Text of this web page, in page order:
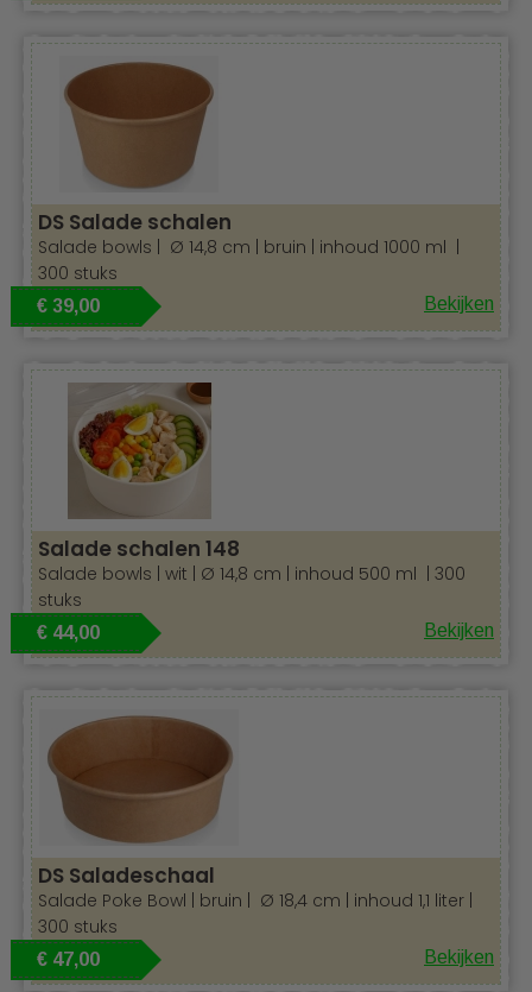
DS Salade schalen
Salade bowls | Ø 14,8 cm | bruin | inhoud 1000 ml |
300 stuks
€ 39,00 Bekijken
Salade schalen 148
Salade bowls | wit | Ø 14,8 cm | inhoud 500 ml | 300
stuks
€ 44,00 Bekijken
DS Saladeschaal
Salade Poke Bowl | bruin | Ø 18,4 cm | inhoud 1,1 liter |
300 stuks
€ 47,00 Bekijken